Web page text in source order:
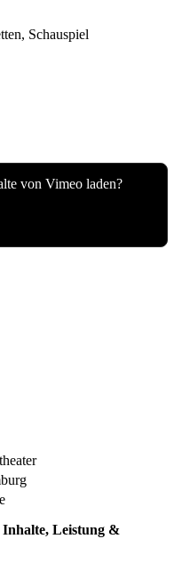
Schauspiel
von Vimeoladen?
Inhalte, Leistung &